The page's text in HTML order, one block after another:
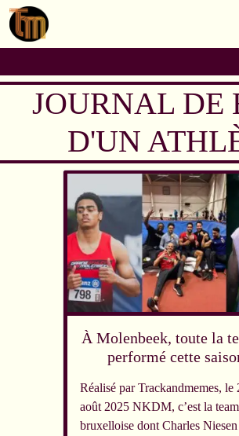
JOURNAL DE
D'UN
À Molenbeek, toute la
performé cette
Réalisé par Trackandmemes, le
août 2025 NKDM, c’est la team
bruxelloise dont Charles Niesen